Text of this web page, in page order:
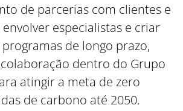
de parcerias com clientes e
especialistas e criar
de longo prazo,
dentro do Grupo
atingir a meta de zero
de carbono até 2050.